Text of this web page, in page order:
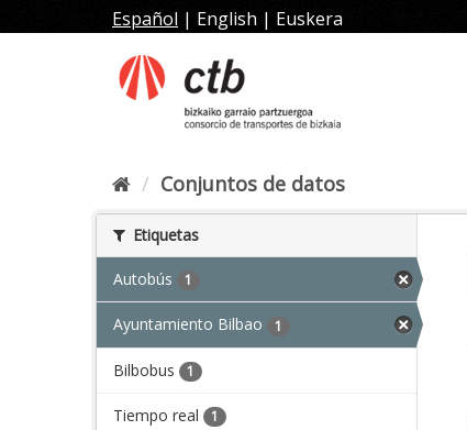
al
Español | English | Euskera
Conjuntos de datos
Etiquetas
Autobús 1
Ayuntamiento Bilbao 1
Bilbobus 1
Tiempo real 1